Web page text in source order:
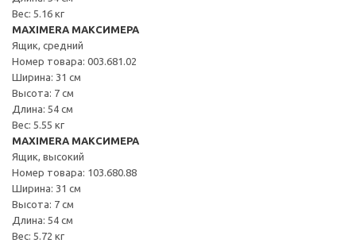
Вес: 5.16 кг
MAXIMERA МАКСИМЕРА
Ящик, средний
Номер товара: 003.681.02
Ширина: 31 см
Высота: 7 см
Длина: 54 см
Вес: 5.55 кг
MAXIMERA МАКСИМЕРА
Ящик, высокий
Номер товара: 103.680.88
Ширина: 31 см
Высота: 7 см
Длина: 54 см
Вес: 5.72 кг